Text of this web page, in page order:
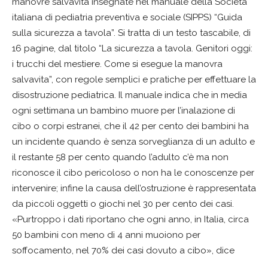
italiana di pediatria preventiva e sociale (SIPPS) “Guida
sulla sicurezza a tavola”. Si tratta di un testo tascabile, di
16 pagine, dal titolo “La sicurezza a tavola. Genitori oggi:
i trucchi del mestiere. Come si esegue la manovra
salvavita”, con regole semplici e pratiche per effettuare la
disostruzione pediatrica. Il manuale indica che in media
ogni settimana un bambino muore per l’inalazione di
cibo o corpi estranei, che il 42 per cento dei bambini ha
un incidente quando è senza sorveglianza di un adulto e
il restante 58 per cento quando l’adulto c’è ma non
riconosce il cibo pericoloso o non ha le conoscenze per
intervenire; infine la causa dell’ostruzione è rappresentata
da piccoli oggetti o giochi nel 30 per cento dei casi.
«Purtroppo i dati riportano che ogni anno, in Italia, circa
50 bambini con meno di 4 anni muoiono per
soffocamento, nel 70% dei casi dovuto a cibo», dice